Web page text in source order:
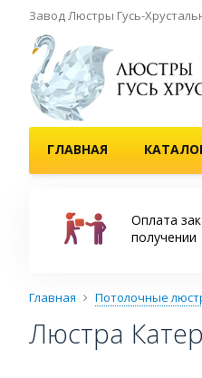
Завод Люстры Гусь-
ГЛАВНАЯ
Оплата
получении
Главная Потолочные
Люстра